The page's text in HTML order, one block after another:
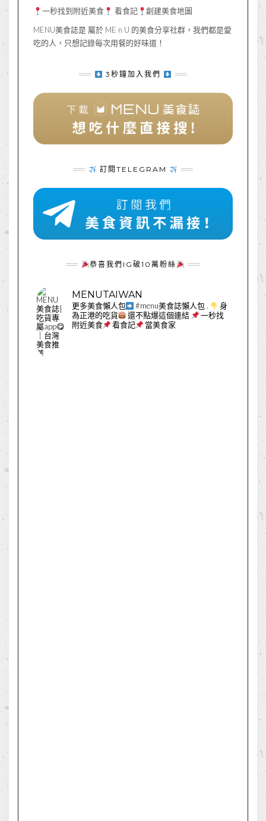
一秒找到附近美食 看食記
創建美食地圖
MENU美食誌是 屬於 ME n U 的美食分享社群，我們都是愛
吃的人，只想記錄每次用餐的好味道！
3秒鐘加入我們
訂閱TELEGRAM
恭喜我們IG破10萬粉絲
MENUTAIWAN
更多美食懶人包 #menu美食誌懶人包.
身
為正港的吃貨
還不點爆這個連結
一秒找
附近美食
看食記 當美食家